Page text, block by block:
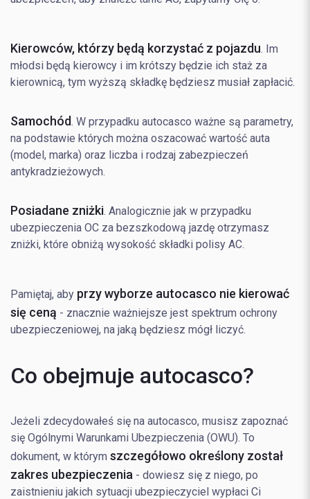
Kierowców, którzy będą korzystać z pojazdu. Im
młodsi będą kierowcy i im krótszy będzie ich staż za
kierownicą, tym wyższą składkę będziesz musiał zapłacić.
Samochód. W przypadku autocasco ważne są parametry,
na podstawie których można oszacować wartość auta
(model, marka) oraz liczba i rodzaj zabezpieczeń
antykradzieżowych.
Posiadane zniżki. Analogicznie jak w przypadku
ubezpieczenia OC za bezszkodową jazdę otrzymasz
zniżki, które obniżą wysokość składki polisy AC.
Pamiętaj, aby przy wyborze autocasco nie kierować
się ceną - znacznie ważniejsze jest spektrum ochrony
ubezpieczeniowej, na jaką będziesz mógł liczyć.
Co obejmuje autocasco?
Jeżeli zdecydowałeś się na autocasco, musisz zapoznać
się Ogólnymi Warunkami Ubezpieczenia (OWU). To
dokument, w którym szczegółowo określony został
zakres ubezpieczenia - dowiesz się z niego, po
zaistnieniu jakich sytuacji ubezpieczyciel wypłaci Ci